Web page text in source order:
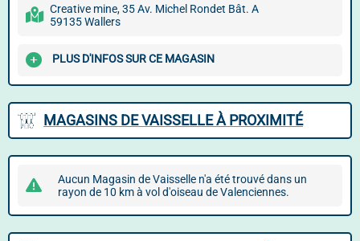
Creative mine, 35 Av. Michel Rondet Bât. A
59135 Wallers
PLUS D'INFOS SUR CE MAGASIN
MAGASINS DE VAISSELLE À PROXIMITÉ
Aucun Magasin de Vaisselle n'a été trouvé dans un
rayon de 10 km à vol d'oiseau de Valenciennes.